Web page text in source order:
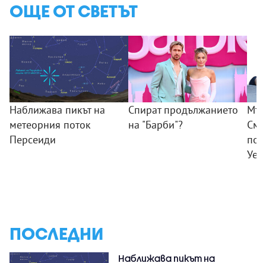
ОЩЕ ОТ СВЕТЪТ
Наближава пикът на
метеорния поток
Персеиди
Спират продължанието
на "Барби"?
ПОСЛЕДНИ
Наближава пикът на